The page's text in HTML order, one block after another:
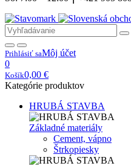
Prihlásiť saMôj účet
0
Košík0,00 €
Kategórie produktov
HRUBÁ STAVBA
Základné materiály
Cement, vápno
Štrkopiesky